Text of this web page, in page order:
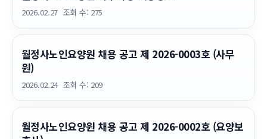
2026.02.27 조회 수: 275
월정사노인요양원 채용 공고 제 2026-0003호 (사무
원)
2026.02.24 조회 수: 209
월정사노인요양원 채용 공고 제 2026-0002호 (요양보